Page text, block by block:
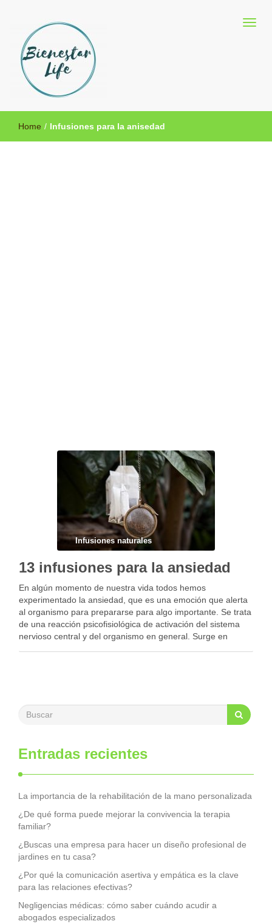
Bienestar Life
Home / Infusiones para la anisedad
Infusiones naturales
13 infusiones para la ansiedad
En algún momento de nuestra vida todos hemos
experimentado la ansiedad, que es una emoción que alerta
al organismo para prepararse para algo importante. Se trata
de una reacción psicofisiológica de activación del sistema
nervioso central y del organismo en general. Surge en
Entradas recientes
La importancia de la rehabilitación de la mano personalizada
¿De qué forma puede mejorar la convivencia la terapia
familiar?
¿Buscas una empresa para hacer un diseño profesional de
jardines en tu casa?
¿Por qué la comunicación asertiva y empática es la clave
para las relaciones efectivas?
Negligencias médicas: cómo saber cuándo acudir a
abogados especializados